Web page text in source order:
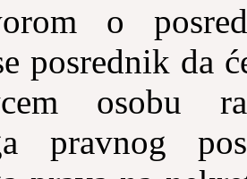
o
posrednik da
osobu
pravnog